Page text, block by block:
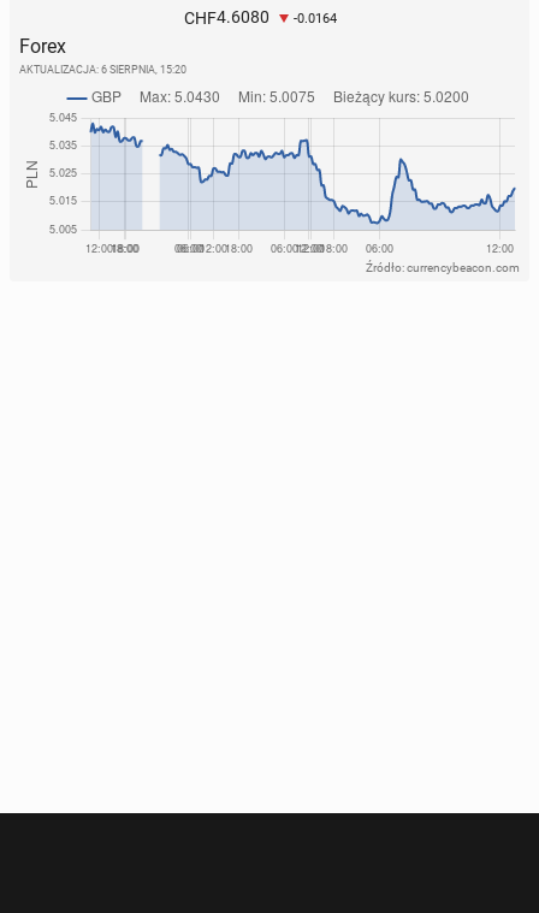
CHF4.6080 -0.0164
Forex
AKTUALIZACJA: 6 SIERPNIA, 15:20
Źródło: currencybeacon.com